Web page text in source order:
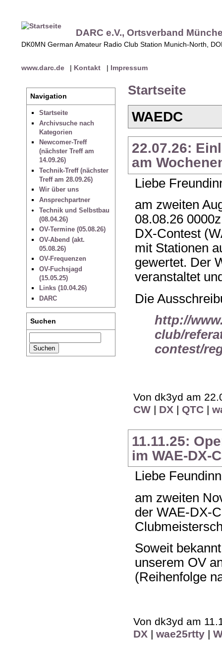
DARC e.V., Ortsverband
DK0MN German Amateur Radio Club Station Munich-North,
www.darc.de | Kontakt | Impressum
Navigation
Startseite
Archivsuche nach
Kategorien
Newcomer-Treff
(nächster Treff am
14.09.26)
Technik-Treff (nächster
Treff am 28.09.26)
Wir über uns
Ansprechpartner
Technik und Selbstbau
(08.04.26)
OV-Termine (05.08.26)
OV-Abend (akt.
05.08.26)
OV-Frequenzen
OV-Fuchsjagd
(15.05.25)
Links (10.04.26)
DARC
Suchen
Startseite
WAEDC
22.07.26:
am
Liebe
am zweiten
08.08.26
DX-Contest
mit Stationen
gewertet. Der
veranstaltet
Die
http://
club/
contest/
Von dk3yd am
CW | DX | QTC |
11.11.25:
im WAE-DX-
Liebe
am zweiten
der WAE-DX-
Soweit
unserem OV
(Reihenfolge
Von dk3yd am
DX |wae25rtty |